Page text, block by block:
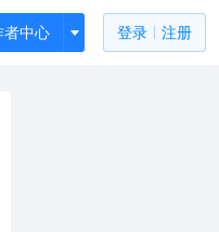
者中心 登录 注册